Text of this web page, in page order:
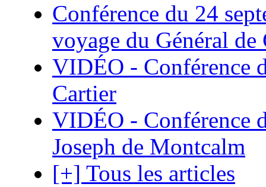
Conférence du 24
voyage du Général
VIDÉO - Conférence
Cartier
VIDÉO - Conférence
Joseph de Montcalm
[+] Tous les articles